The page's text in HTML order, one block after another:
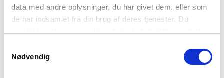
data med andre oplysninger, du har givet dem, eller som
de har indsamlet fra din brug af deres tjenester. Du
Nødvendig
Kontakt
Ofte stilte spørsmål
Andre prosjekter